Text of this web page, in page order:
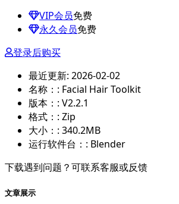
VIP会员免费
永久会员免费
登录后购买
最近更新: 2026-02-02
名称：: Facial Hair Toolkit
版本：: V2.2.1
格式：: Zip
大小：: 340.2MB
运行软件台：: Blender
下载遇到问题？可联系客服或反馈
文章展示